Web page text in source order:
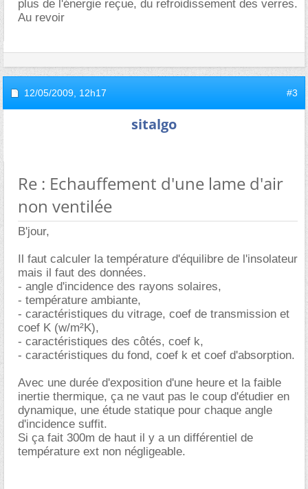
plus de l'énergie reçue, du refroidissement des verres.
Au revoir
12/05/2009, 12h17 #3
sitalgo
Re : Echauffement d'une lame d'air
non ventilée
B'jour,
Il faut calculer la température d'équilibre de l'insolateur
mais il faut des données.
- angle d'incidence des rayons solaires,
- température ambiante,
- caractéristiques du vitrage, coef de transmission et
coef K (w/m²K),
- caractéristiques des côtés, coef k,
- caractéristiques du fond, coef k et coef d'absorption.
Avec une durée d'exposition d'une heure et la faible
inertie thermique, ça ne vaut pas le coup d'étudier en
dynamique, une étude statique pour chaque angle
d'incidence suffit.
Si ça fait 300m de haut il y a un différentiel de
température ext non négligeable.